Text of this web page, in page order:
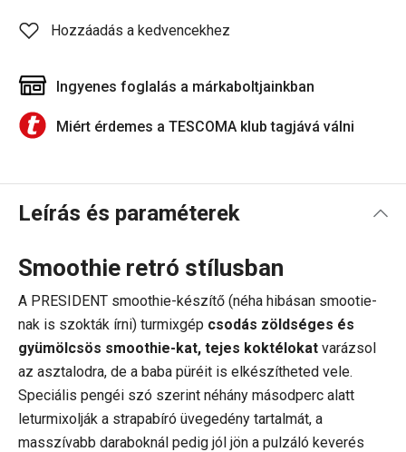
Hozzáadás a kedvencekhez
Ingyenes foglalás a márkaboltjainkban
Miért érdemes a TESCOMA klub tagjává válni
Leírás és paraméterek
Smoothie retró stílusban
A PRESIDENT smoothie-készítő (néha hibásan smootie-
nak is szokták írni) turmixgép csodás zöldséges és
gyümölcsös smoothie-kat, tejes koktélokat varázsol
az asztalodra, de a baba püréit is elkészítheted vele.
Speciális pengéi szó szerint néhány másodperc alatt
leturmixolják a strapabíró üvegedény tartalmát, a
masszívabb daraboknál pedig jól jön a pulzáló keverés